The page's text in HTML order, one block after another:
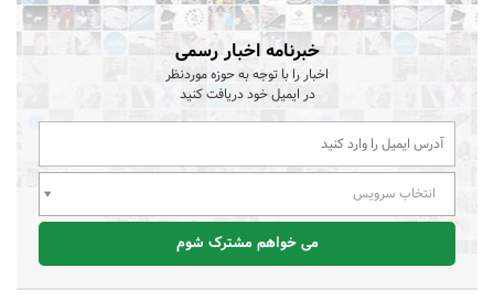
خبرنامه اخبار رسمی
اخبار را با توجه به حوزه موردنظر
در ایمیل خود دریافت کنید
انتخاب سرویس
می خواهم مشترک شوم